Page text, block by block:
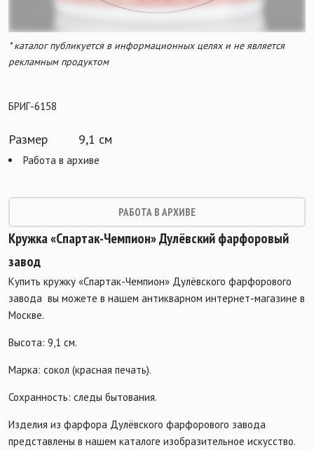
* каталог публикуется в информационных целях и не является
рекламным продуктом
БРИГ-6158
Размер 9,1 см
Работа в архиве
РАБОТА В АРХИВЕ
Кружка «Спартак-Чемпион» Дулёвский фарфоровый
завод
Купить кружку «Спартак-Чемпион» Дулёвского фарфорового
завода вы можете в нашем антикварном интернет-магазине в
Москве.
Высота: 9,1 см.
Марка: сокол (красная печать).
Сохранность: следы бытования.
Изделия из фарфора Дулёвского фарфорового завода
представлены в нашем каталоге изобразительное искусство.